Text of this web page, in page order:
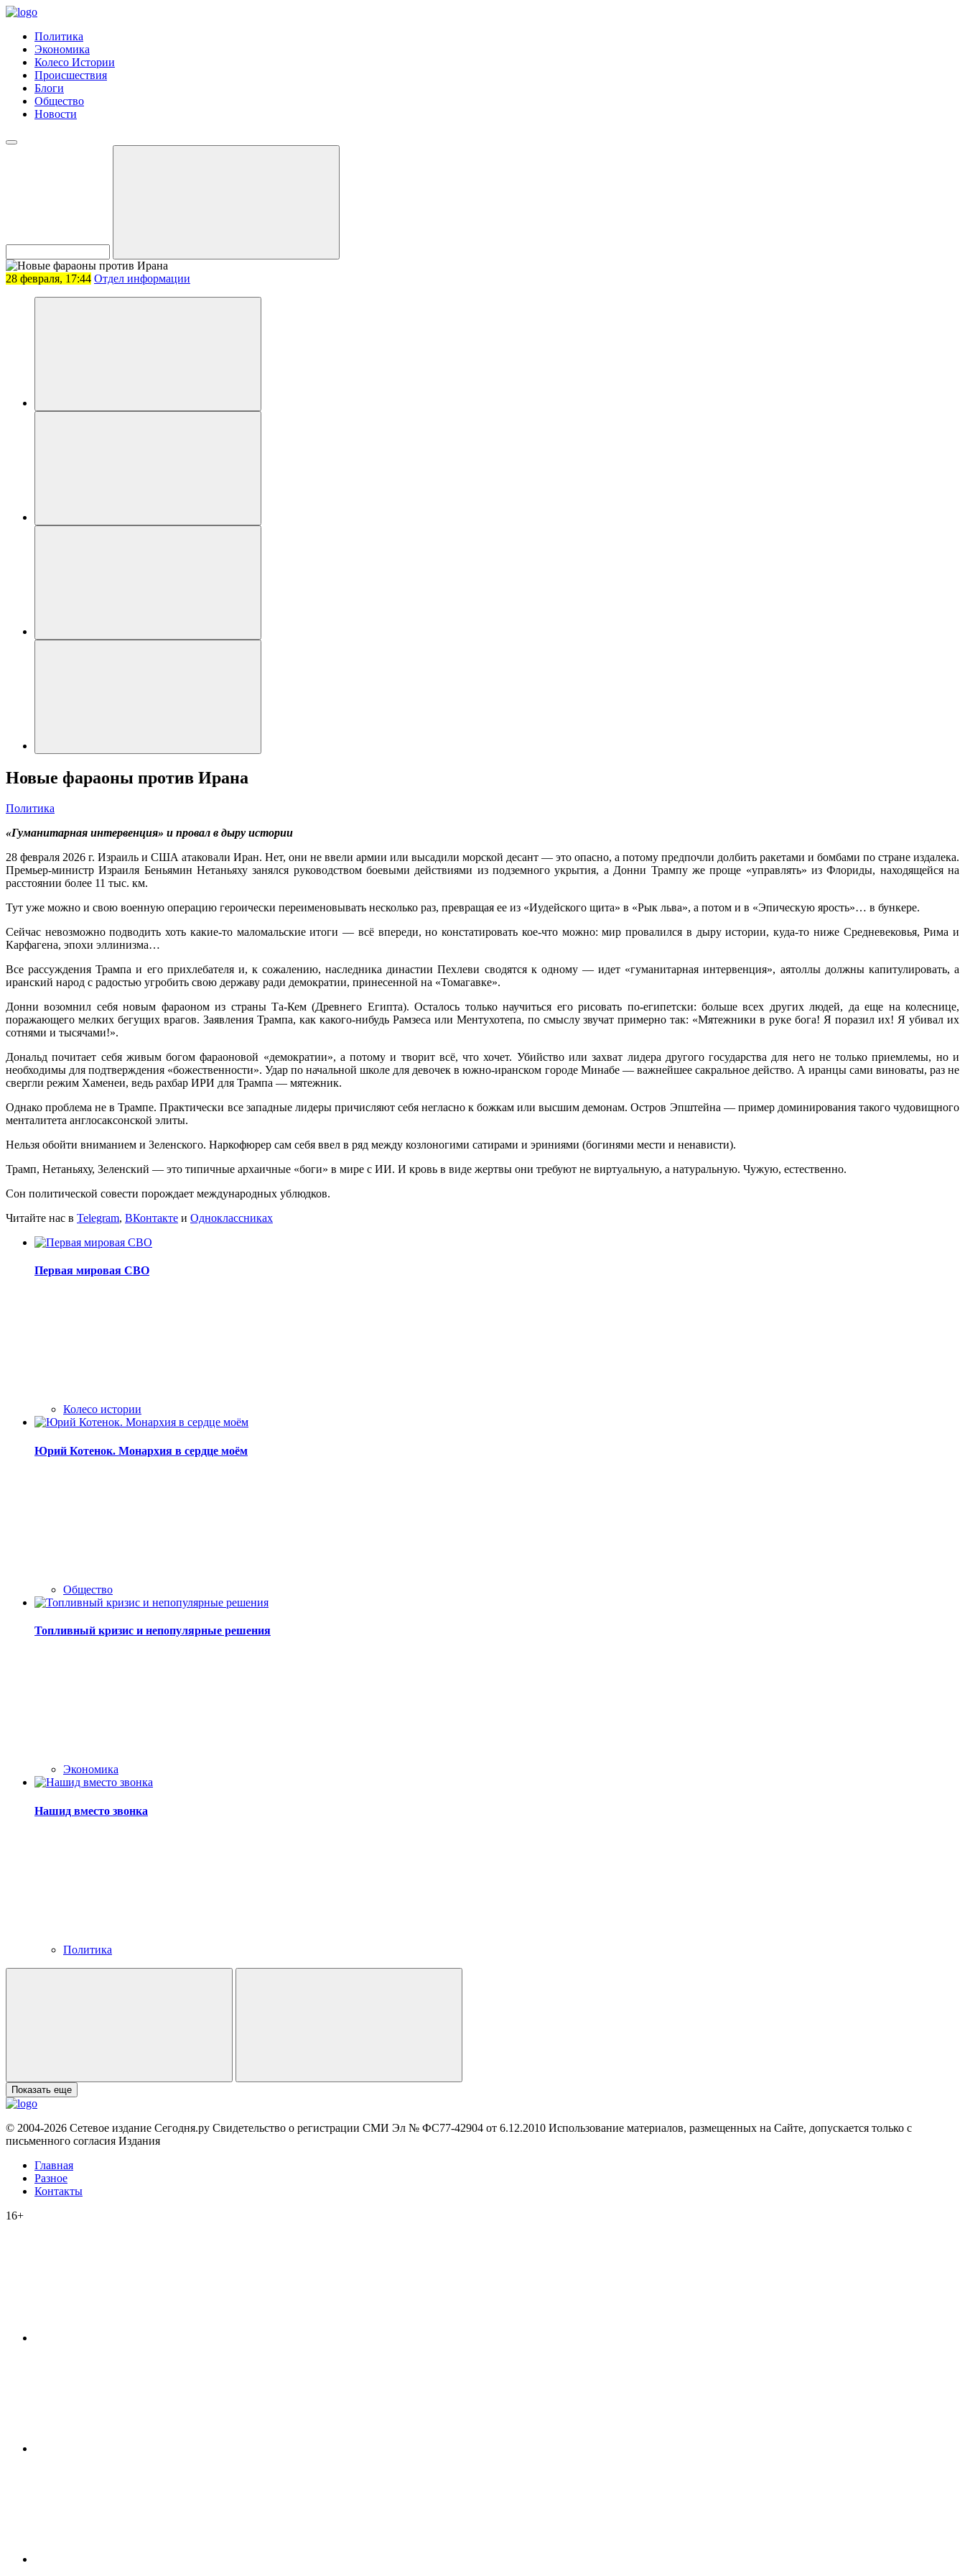
Политика
Экономика
Колесо Истории
Происшествия
Блоги
Общество
Новости
28 февраля, 17:44 Отдел информации
Новые фараоны против Ирана
Политика
«Гуманитарная интервенция» и провал в дыру истории
28 февраля 2026 г. Израиль и США атаковали Иран. Нет, они не ввели армии или высадили морской десант — это опасно, а потому предпочли долбить ракетами и бомбами по стране издалека.
Премьер-министр Израиля Беньямин Нетаньяху занялся руководством боевыми действиями из подземного укрытия, а Донни Трампу же проще «управлять» из Флориды, находящейся на
расстоянии более 11 тыс. км.
Тут уже можно и свою военную операцию героически переименовывать несколько раз, превращая ее из «Иудейского щита» в «Рык льва», а потом и в «Эпическую ярость»… в бункере.
Сейчас невозможно подводить хоть какие-то маломальские итоги — всё впереди, но констатировать кое-что можно: мир провалился в дыру истории, куда-то ниже Средневековья, Рима и
Карфагена, эпохи эллинизма…
Все рассуждения Трампа и его прихлебателя и, к сожалению, наследника династии Пехлеви сводятся к одному — идет «гуманитарная интервенция», аятоллы должны капитулировать, а
иранский народ с радостью угробить свою державу ради демократии, принесенной на «Томагавке».
Донни возомнил себя новым фараоном из страны Та-Кем (Древнего Египта). Осталось только научиться его рисовать по-египетски: больше всех других людей, да еще на колеснице,
поражающего мелких бегущих врагов. Заявления Трампа, как какого-нибудь Рамзеса или Ментухотепа, по смыслу звучат примерно так: «Мятежники в руке бога! Я поразил их! Я убивал их
сотнями и тысячами!».
Дональд почитает себя живым богом фараоновой «демократии», а потому и творит всё, что хочет. Убийство или захват лидера другого государства для него не только приемлемы, но и
необходимы для подтверждения «божественности». Удар по начальной школе для девочек в южно-иранском городе Минабе — важнейшее сакральное действо. А иранцы сами виноваты, раз не
свергли режим Хаменеи, ведь рахбар ИРИ для Трампа — мятежник.
Однако проблема не в Трампе. Практически все западные лидеры причисляют себя негласно к божкам или высшим демонам. Остров Эпштейна — пример доминирования такого чудовищного
менталитета англосаксонской элиты.
Нельзя обойти вниманием и Зеленского. Наркофюрер сам себя ввел в ряд между козлоногими сатирами и эриниями (богинями мести и ненависти).
Трамп, Нетаньяху, Зеленский — это типичные архаичные «боги» в мире с ИИ. И кровь в виде жертвы они требуют не виртуальную, а натуральную. Чужую, естественно.
Сон политической совести порождает международных ублюдков.
Читайте нас в Telegram, ВКонтакте и Одноклассниках
Первая мировая СВО
Колесо истории
Юрий Котенок. Монархия в сердце моём
Общество
Топливный кризис и непопулярные решения
Экономика
Нашид вместо звонка
Политика
Показать еще
© 2004-2026 Сетевое издание Сегодня.ру Свидетельство о регистрации СМИ Эл № ФС77-42904 от 6.12.2010 Использование материалов, размещенных на Сайте, допускается только с
письменного согласия Издания
Главная
Разное
Контакты
16+